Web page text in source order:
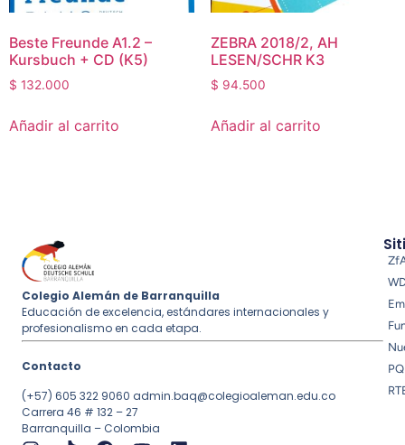
Beste Freunde A1.2 –
Kursbuch + CD (K5)
$ 132.000
Añadir al carrito
ZEBRA 2018/2, AH
LESEN/SCHR K3
$ 94.500
Añadir al carrito
Colegio Alemán de Barranquilla
Educación de excelencia, estándares internacionales y
profesionalismo en cada etapa.
Contacto
(+57) 605 322 9060 admin.baq@colegioaleman.edu.co
Carrera 46 # 132 – 27
Barranquilla – Colombia